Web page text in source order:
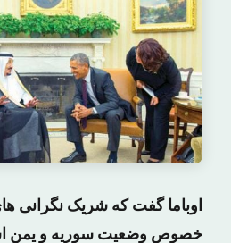
اوباما گفت که شریک نگرانی
خصوص وضعیت سوریه و یمن